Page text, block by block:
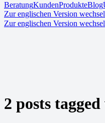
BeratungKundenProdukteBlog
Zur englischen Version
Zur englischen Version
2 posts